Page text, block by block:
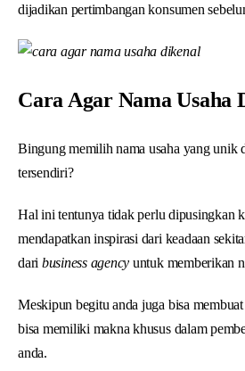
dijadikan pertimbangan konsumen
Cara Agar Nama Usaha
Bingung memilih nama usaha yang unik
tersendiri?
Hal ini tentunya tidak perlu dipusingkan
mendapatkan inspirasi dari keadaan
dari business agency untuk memberikan
Meskipun begitu anda juga bisa
bisa memiliki makna khusus dalam
anda.